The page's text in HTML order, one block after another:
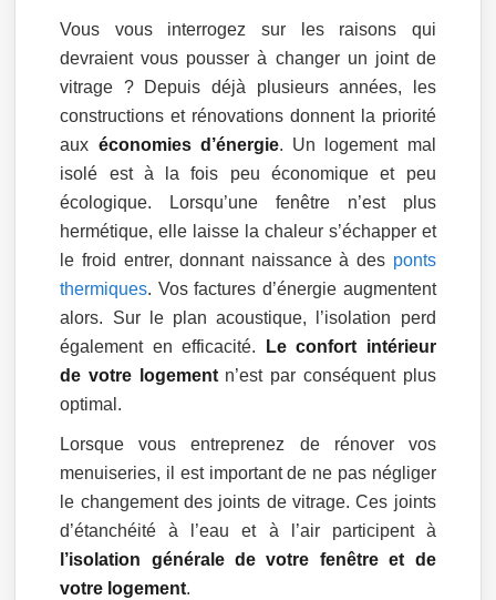
Vous vous interrogez sur les raisons qui
devraient vous pousser à changer un joint de
vitrage ? Depuis déjà plusieurs années, les
constructions et rénovations donnent la priorité
aux économies d’énergie. Un logement mal
isolé est à la fois peu économique et peu
écologique. Lorsqu’une fenêtre n’est plus
hermétique, elle laisse la chaleur s’échapper et
le froid entrer, donnant naissance à des ponts
thermiques. Vos factures d’énergie augmentent
alors. Sur le plan acoustique, l’isolation perd
également en efficacité.
Le confort intérieur
de votre logementn’est par conséquent plus
optimal.
Lorsque vous entreprenez de rénover vos
menuiseries, il est important de ne pas négliger
le changement des joints de vitrage. Ces joints
d’étanchéité à l’eau et à l’air participent à
l’isolation générale de votre fenêtre et de
votre logement.